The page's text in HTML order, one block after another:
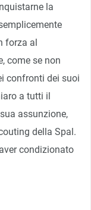
la
forza al
come se non
confronti dei suoi
a tutti il
assunzione,
della Spal.
condizionato